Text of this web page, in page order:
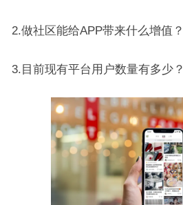
2.做社区能给APP带来什么增值？
3.目前现有平台用户数量有多少？